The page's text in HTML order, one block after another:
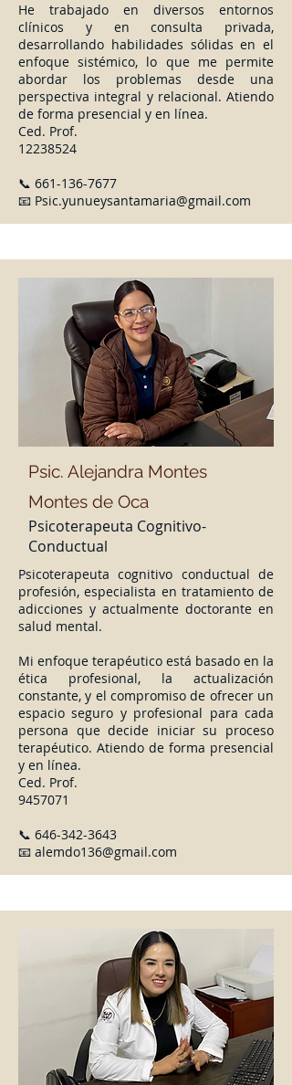
He trabajado en diversos entornos
clínicos y en consulta privada,
desarrollando habilidades sólidas en el
enfoque sistémico, lo que me permite
abordar los problemas desde una
perspectiva integral y relacional. Atiendo
de forma presencial y en línea.
Ced. Prof.
12238524
📞 661-136-7677
📧 Psic.yunueysantamaria@gmail.com
Psic. Alejandra Montes
Montes de Oca
Psicoterapeuta Cognitivo-
Conductual
Psicoterapeuta cognitivo conductual de
profesión, especialista en tratamiento de
adicciones y actualmente doctorante en
salud mental.
Mi enfoque terapéutico está basado en la
ética profesional, la actualización
constante, y el compromiso de ofrecer un
espacio seguro y profesional para cada
persona que decide iniciar su proceso
terapéutico. Atiendo de forma presencial
y en línea.
Ced. Prof.
9457071
📞 646-342-3643
📧 alemdo136@gmail.com